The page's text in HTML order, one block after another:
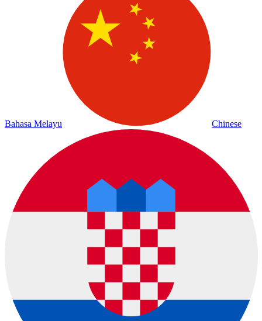
Bahasa Melayu Chinese